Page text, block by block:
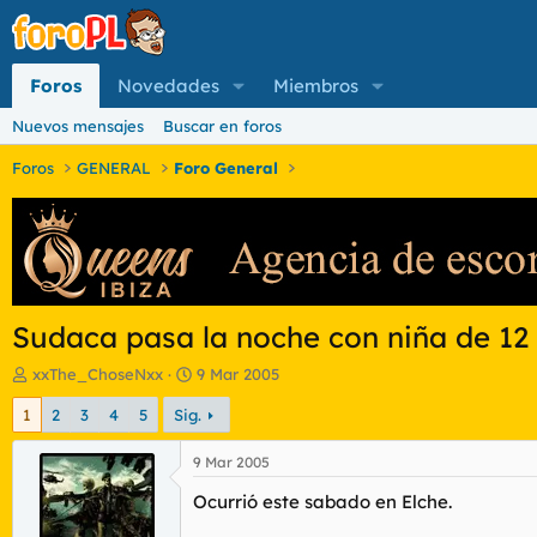
Foros Novedades Miembros
Nuevos mensajes Buscar en foros
Foros GENERAL Foro General
Sudaca pasa la noche con niña de 12
I
n
c
xxThe_ChoseNxx
F
e
c
h
a
d
e
9 Mar 2005
1 2 3 4 5 Sig.
9 Mar 2005
Ocurrió este sabado en Elche.